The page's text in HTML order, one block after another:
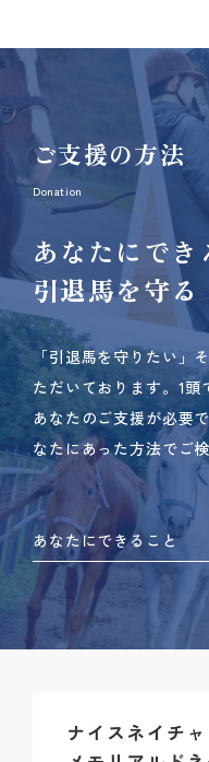
ご支援の方法
Donation
あなたにでき
引退馬を守る
「引退馬を守りたい」
ただいております。 1頭
あなたのご支援が必要で
なたにあった方法でご
あなたにできること